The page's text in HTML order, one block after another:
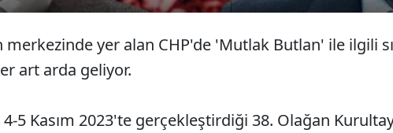
merkezinde yer alan CHP'de 'Mutlak Butlan' ile ilgili
art arda geliyor.
4-5 Kasım 2023'te gerçekleştirdiği 38. Olağan